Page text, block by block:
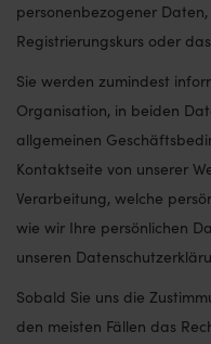
personenbezogener
Registrierungskurs oder
Sie werden zumindest
Organisation, in beiden
allgemeinen
Kontaktseite von unserer
Verarbeitung, welche
wie wir Ihre persönlichen
unseren
Sobald Sie uns die
den meisten Fällen das